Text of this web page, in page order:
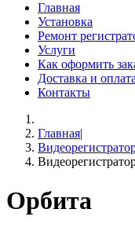
Главная
Установка
Ремонт
Услуги
Как оформить
Доставка и оплата
Контакты
Главная|
Орбита